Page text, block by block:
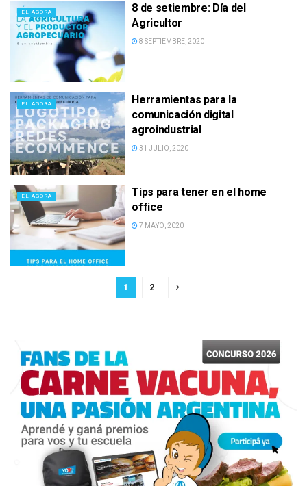
EL AGORA
8 de setiembre: Día del
Agricultor
8 SEPTIEMBRE, 2020
EL AGORA
Herramientas para la
comunicación digital
agroindustrial
31 JULIO, 2020
EL AGORA
Tips para tener en el home
office
7 MAYO, 2020
1 2